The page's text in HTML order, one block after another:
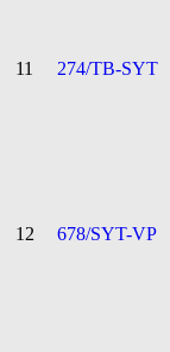
11 274/TB-SYT
12 678/SYT-VP